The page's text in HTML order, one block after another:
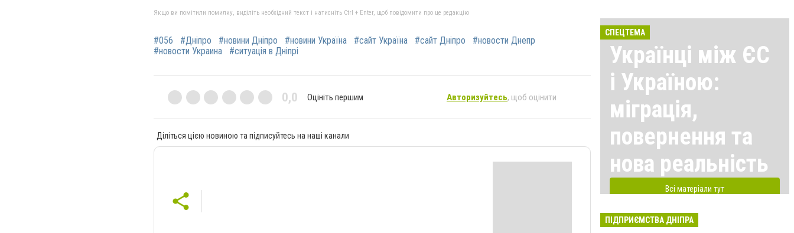
Якщо ви помітили помилку, виділіть необхідний текст і натисніть Ctrl + Enter, щоб повідомити про це редакцію
#056 #Дніпро #новини Дніпро #новини Україна #сайт Україна #сайт Дніпро
#новости Днепр
#новости Украина
#ситуація в Дніпрі
0,0 Оцініть першим Авторизуйтесь, щоб оцінити
Діліться цією новиною та підписуйтесь на наші канали
СПЕЦТЕМА
Українці між ЄС
і Україною:
міграція,
повернення та
нова реальність
Всі матеріали тут
ПІДПРИЄМСТВА ДНІПРА